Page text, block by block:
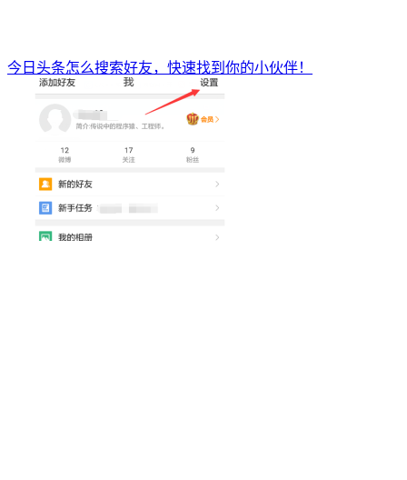
今日头条怎么搜索好友，快速找到你的小伙伴！